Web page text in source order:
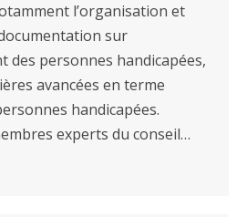
l’organisation et
sur
des personnes handicapées,
avancées en terme
handicapées.
experts du conseil…